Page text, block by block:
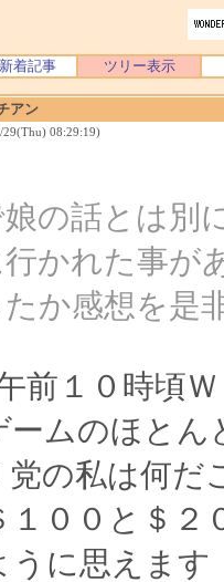
新着記事 ツリー表示
アン
29(Thu) 08:29:19)
娘の話とは
かれた事が
か感想を是
前１０時頃
ームのほと
党の私は何だ
１００と＄
うに思えます